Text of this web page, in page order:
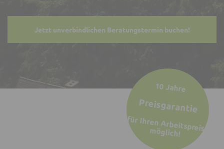
Jetzt unverbindlichen Beratungstermin buchen!
10 Jahre
Preisgarantie
für Ihren Arbeitspreis
möglich!